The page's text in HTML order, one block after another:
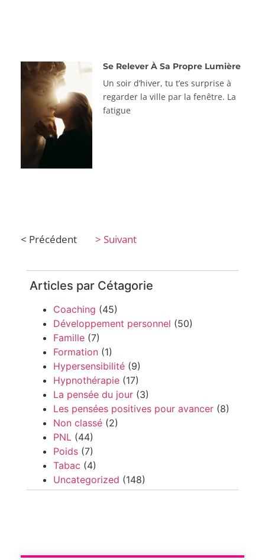
Se Relever À Sa Propre Lumière
Un soir d’hiver, tu t’es surprise à
regarder la ville par la fenêtre. La
fatigue
< Précédent > Suivant
Articles par Cétagorie
Coaching (45)
Développement personnel (50)
Famille (7)
Formation (1)
Hypersensibilité (9)
Hypnothérapie (17)
La pensée du jour (3)
Les pensées positives pour avancer (8)
Non classé (2)
PNL (44)
Poids (7)
Tabac (4)
Uncategorized (148)